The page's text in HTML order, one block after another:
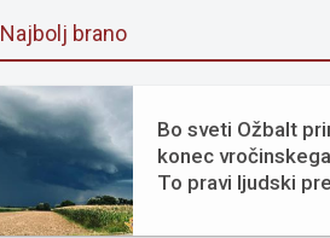
Najbolj brano
Bo sveti Ožbalt
konec
To pravi ljudski